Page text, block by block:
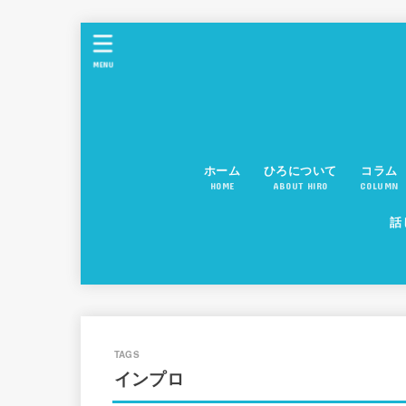
ホーム
HOME
ひろについて
ABOUT HIRO
コラム
COLUMN
話
MENU
インプロ